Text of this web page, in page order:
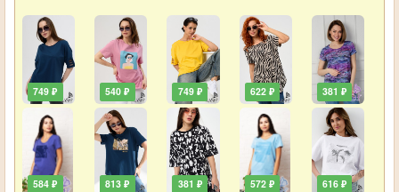
749 ₽
584 ₽
540 ₽
813 ₽
749 ₽
381 ₽
622 ₽
572 ₽
381 ₽
616 ₽